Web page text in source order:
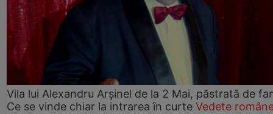
Vila lui Alexandru Arșinel de la 2 Mai, păstrată de
Ce se vinde chiar la intrarea în curte Vedete